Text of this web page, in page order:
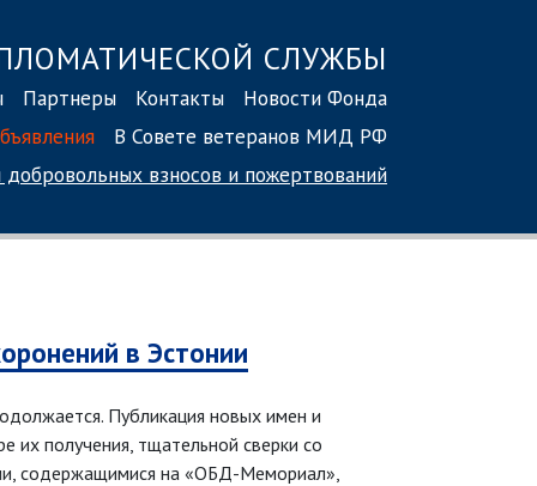
СЛУЖБЫ
Партнеры Контакты
Новости Фонда
В Совете ветеранов МИД РФ
добровольных взносов и пожертвований
в Эстонии
Публикация новых имен и
их получения, тщательной сверки со
содержащимися на «ОБД-Мемориал»,